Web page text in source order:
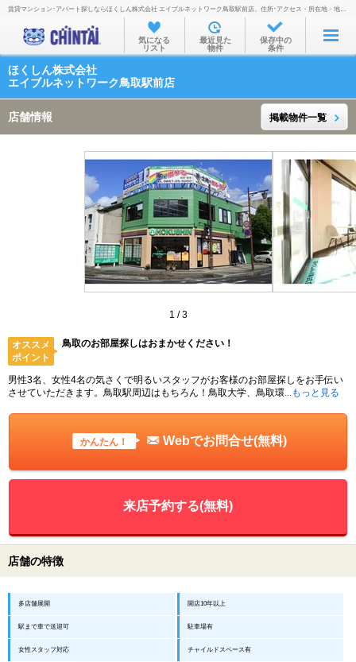
お部屋を探す
沿線・駅から
住所から
通勤通学時間から
物件特集から
不動産会社から
TOP
賃貸マンション･アパート探しならほくしん株式会社 エイブルネットワーク鳥取駅前店。住所･アクセス・所在地・地図・営業時間・定休日・電話番号などを掲載。
気になる
リスト
最近見た
物件
保存中の
条件
ほくしん株式会社
エイブルネットワーク鳥取駅前店
店舗情報 掲載物件一覧
1 /3
オススメ
ポイント
鳥取のお部屋探しはおまかせください！
男性3名、女性4名の気さくで明るいスタッフがお客様のお部屋探しをお手伝い
させていただきます。鳥取駅周辺はもちろん！鳥取大学、鳥取環 ...もっと見る
かんたん！ Webでお問合せ(無料)
来店予約する(無料)
店舗の特徴
多店舗展開 開店10年以上
駅まで車で送迎可 駐車場有
女性スタッフ対応 チャイルドスペース有